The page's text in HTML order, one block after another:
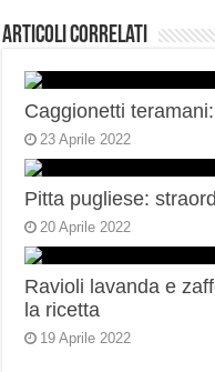
Articoli correlati
Caggionetti
23 Aprile 2022
Pitta pugliese:
20 Aprile 2022
Ravioli lavanda e
la ricetta
19 Aprile 2022